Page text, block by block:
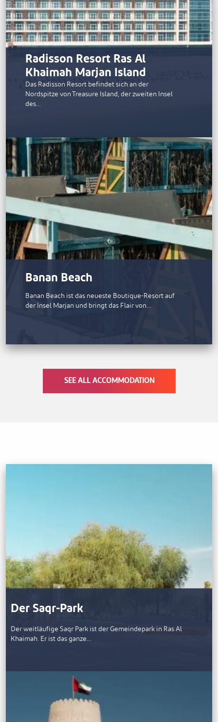
Radisson Resort Ras Al
Khaimah Marjan Island
Das Radisson Resort befindet sich an der
Nordspitze von Treasure Island, der zweiten Insel
des…
Banan Beach
Banan Beach ist das neueste Boutique-Resort auf
der Insel Marjan und bringt das Flair von…
SEE ALL ACCOMMODATION
Der Saqr-Park
Der weitläufige Saqr Park ist der Gemeindepark in Ras Al
Khaimah. Er ist das ganze…